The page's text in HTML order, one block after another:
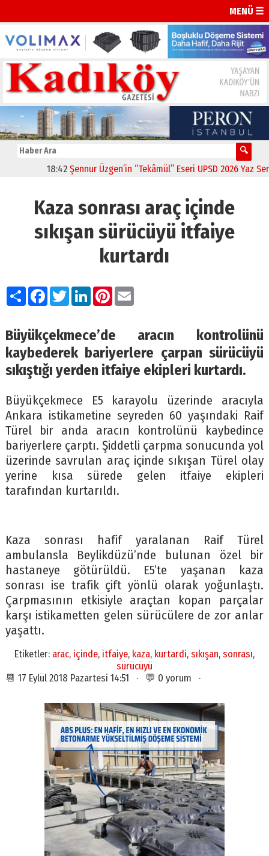
MENÜ ☰
18:42 Şennur Üzgen’in “Tekâmül” Eseri UPSD 2026 Yaz
Kaza sonrası araç içinde
sıkışan sürücüyü itfaiye
kurtardı
PaylaşFacebook
TwitterLinkedIn
Pinterest
Email
Büyükçekmece’de aracın kontrolünü
kaybederek bariyerlere çarpan sürücüyü
sıkıştığı yerden itfaiye ekipleri kurtardı.
Büyükçekmece E5 karayolu üzerinde aracıyla
Ankara istikametine seyreden 60 yaşındaki Raif
Türel bir anda aracın kontrolünü kaybedince
bariyerlere çarptı. Şiddetli çarpma sonucunda yol
üzerinde savrulan araç içinde sıkışan Türel olay
yerine kısa sürede gelen itfaiye ekipleri
tarafından kurtarıldı.
Kaza sonrası hafif yaralanan Raif Türel
ambulansla Beylikdüzü’nde bulunan özel bir
hastaneye götürüldü. E5’te yaşanan kaza
sonrası ise trafik çift yönlü olarak yoğunlaştı.
Çarpmasının etkisiyle araçtan kopan parçalar
karşı istikametten gelen sürücülere de zor anlar
yaşattı.
Etiketler: arac, içinde, itfaiye, kaza, kurtardi, sıkışan, sonrası,
sürücüyü
📆 17 Eylül 2018 Pazartesi 14:51 · 💬 0 yorum ·